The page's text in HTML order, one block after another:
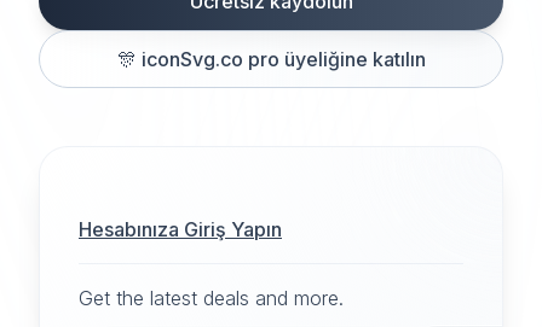
🎊 iconSvg.co pro üyeliğine katılın
Hesabınıza Giriş Yapın
Get the latest deals and more.